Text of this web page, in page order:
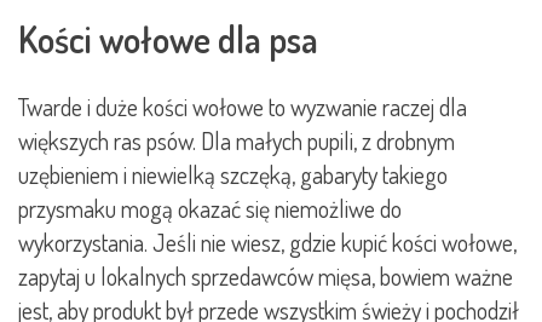
Kości wołowe dla psa
Twarde i duże kości wołowe to wyzwanie raczej dla
większych ras psów. Dla małych pupili, z drobnym
uzębieniem i niewielką szczęką, gabaryty takiego
przysmaku mogą okazać się niemożliwe do
wykorzystania. Jeśli nie wiesz, gdzie kupić kości wołowe,
zapytaj u lokalnych sprzedawców mięsa, bowiem ważne
jest, aby produkt był przede wszystkim świeży i pochodził